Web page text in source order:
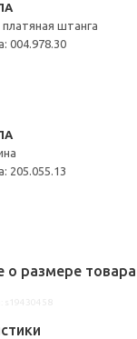
платяная штанга
004.978.30
205.055.13
о размере товара